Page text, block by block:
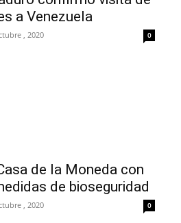
a Venezuela
, 2020 0
de la Moneda con
de bioseguridad
, 2020 0